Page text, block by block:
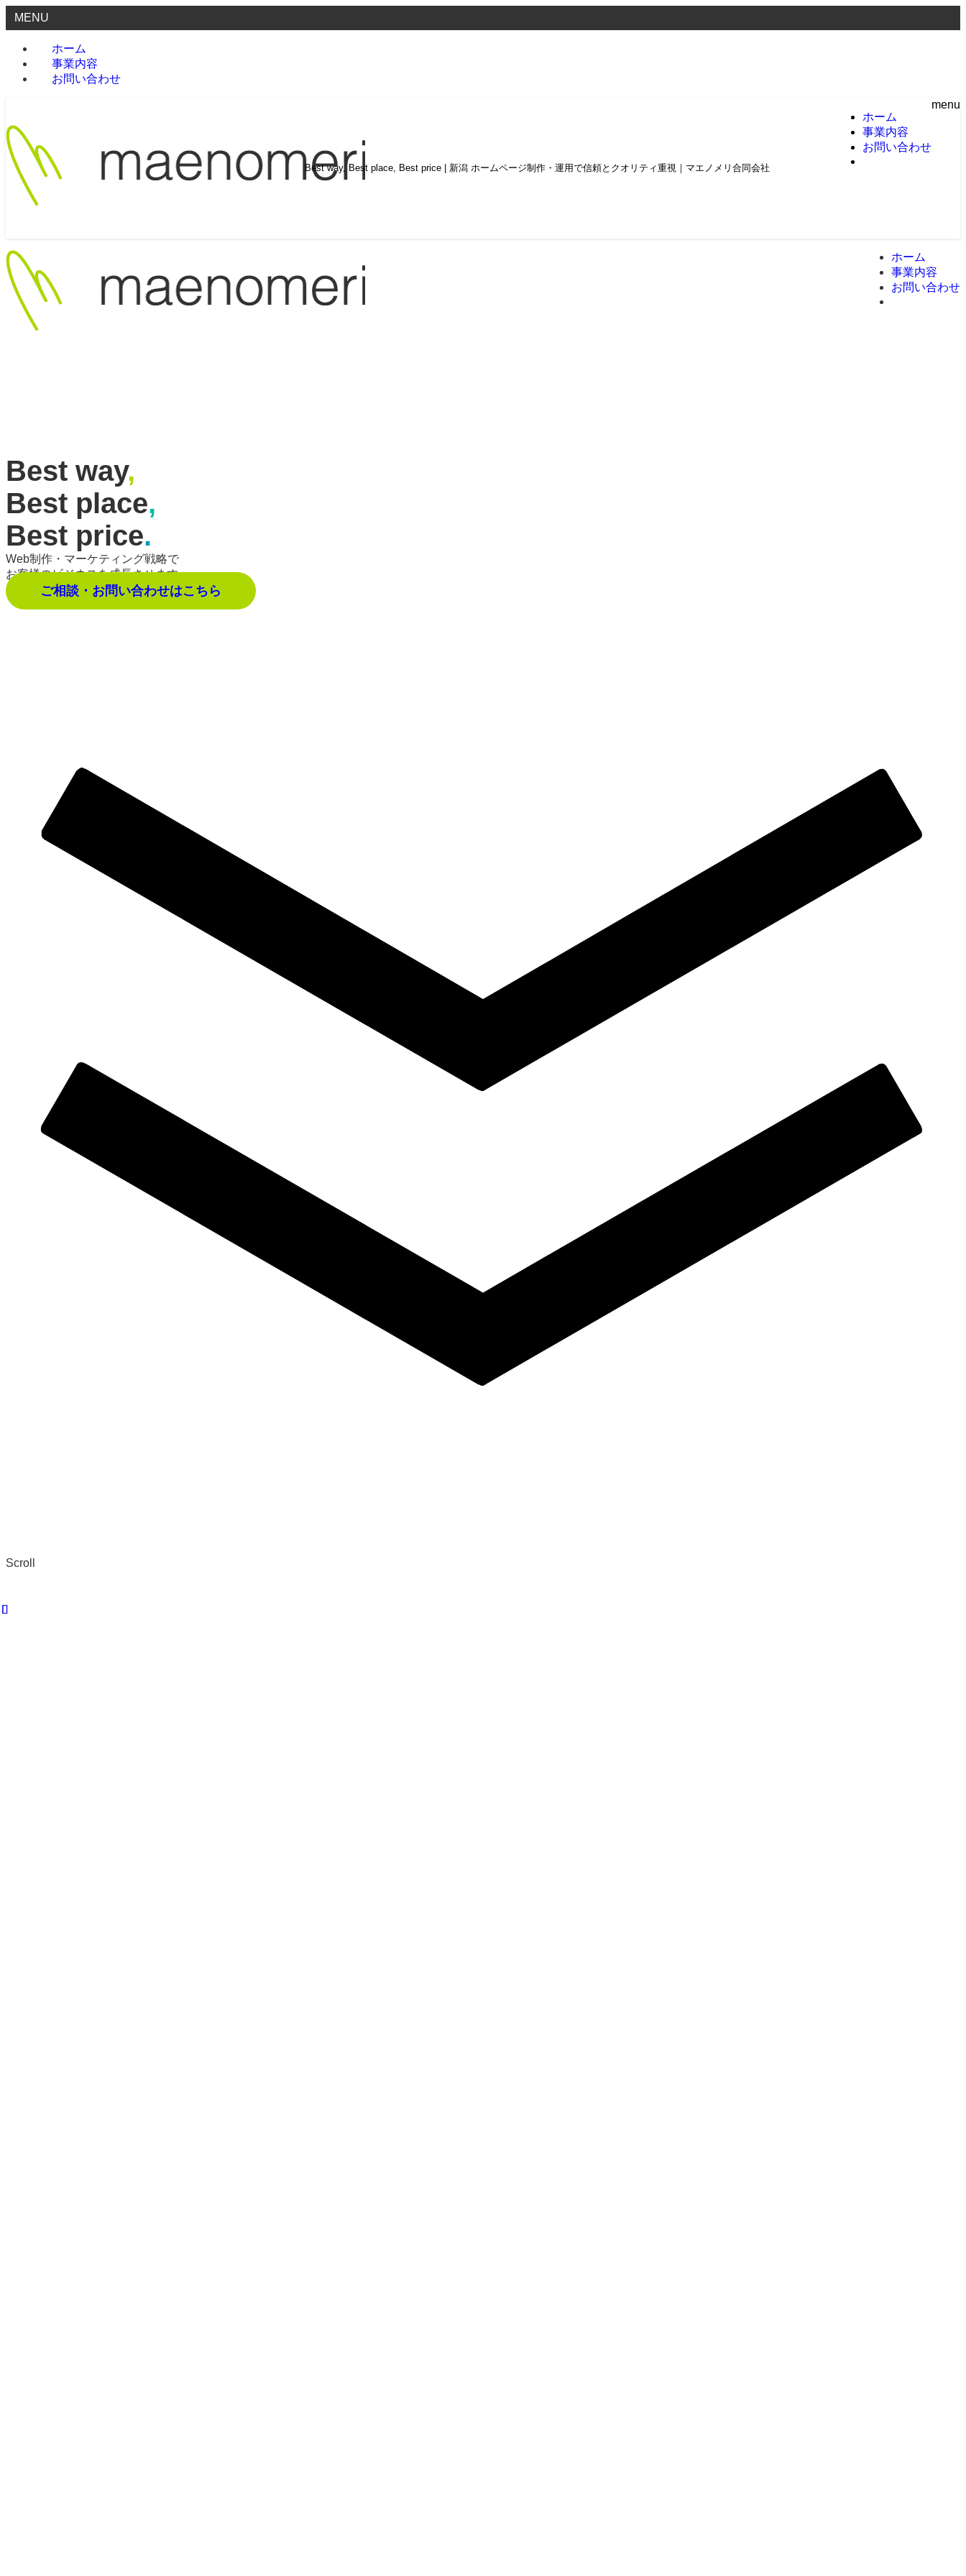
MENU
ホーム
事業内容
お問い合わせ
Best way, Best place, Best price | 新潟 ホームページ制作・運用で信頼とクオリティ重視｜マエノメリ合同会社
ホーム
事業内容
お問い合わせ
menu
ホーム
事業内容
お問い合わせ
Best way,
Best place,
Best price.
Web制作・マーケティング戦略で
お客様のビジネスを成長させます。
ご相談・お問い合わせはこちら
Scroll